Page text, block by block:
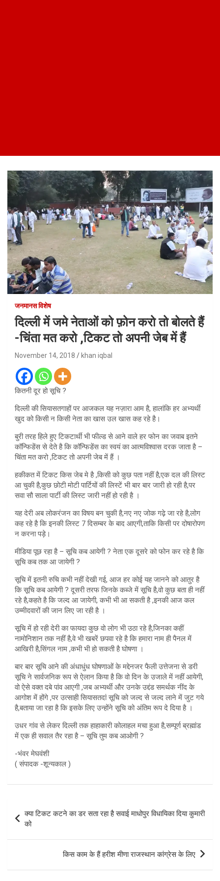
जनमानस विशेष
दिल्ली में जमे नेताओं को फ़ोन करो तो बोलते हैं
-चिंता मत करो ,टिकट तो अपनी जेब में हैं
November 14, 2018 khan iqbal
कितनी दूर हो सूचि ?
दिल्ली की सियासतगाहों पर आजकल यह नज़ारा आम है, हालांकि हर अभ्यर्थी
खुद को किसी न किसी नेता का खास उल खास कह रहे है।
बुरी तरह हिले हुए टिकटार्थी भी फील्ड से आने वाले हर फोन का जवाब इतने
कॉन्फिडेंस से देते है कि कॉन्फिडेंस का स्वयं का आत्मविश्वास दरक जाता है –
चिंता मत करो ,टिकट तो अपनी जेब में हैं ।
हकीकत में टिकट किस जेब मे है ,किसी को कुछ पता नहीं है,एक दल की लिस्ट
आ चुकी है,कुछ छोटी मोटी पार्टियों की लिस्टें भी बार बार जारी हो रही है,पर
सवा सौ साला पार्टी की लिस्ट जारी नहीं हो रही है ।
यह देरी अब लोकरंजन का विषय बन चुकी है,नए नए जोक गढ़े जा रहे है,लोग
कह रहे है कि इनकी लिस्ट 7 दिसम्बर के बाद आएगी,ताकि किसी पर दोषारोपण
न करना पड़े।
मीडिया पूछ रहा है – सूचि कब आयेगी ? नेता एक दूसरे को फोन कर रहे है कि
सूचि कब तक आ जायेगी ?
सूचि में इतनी रुचि कभी नहीं देखी गई, आज हर कोई यह जानने को आतुर है
कि सूचि कब आयेगी ? दूसरी तरफ जिनके कब्जे में सूचि है,वो कुछ बता ही नहीं
रहे है,कहते है कि जल्द आ जायेगी, कभी भी आ सकती है ,इनकी आज कल
उम्मीदवारों की जान लिए जा रही है ।
सूचि में हो रही देरी का फायदा कुछ वो लोग भी उठा रहे है,जिनका कहीं
नामोनिशान तक नहीं है,वे भी खबरें छपवा रहे है कि हमारा नाम ही पैनल में
आखिरी है,सिंगल नाम ,कभी भी हो सकती है घोषणा ।
बार बार सूचि आने की अंधाधुंध घोषणाओं के मद्देनजर फैली उत्तेजना से डरी
सूचि ने सार्वजनिक रूप से ऐलान किया है कि वो दिन के उजाले में नहीं आयेगी,
वो ऐसे वक्त दबे पांव आएगी ,जब अभ्यर्थी और उनके उद्दंड समर्थक नींद के
आगोश में होंगे ,पर उत्साही सियासतदां सूचि को जल्द से जल्द लाने में जुट गये
है,बताया जा रहा है कि इसके लिए उन्होंने सूचि को अंतिम रूप दे दिया है ।
उधर गांव से लेकर दिल्ली तक हाहाकारी कोलाहल मचा हुआ है,सम्पूर्ण ब्रह्मांड
में एक ही सवाल तैर रहा है – सूचि तुम कब आओगी ?
-भंवर मेघवंशी
( संपादक -शून्यकाल )
navigation
क्या टिकट कटने का डर सता रहा है सवाई माधोपुर विधायिका दिया कुमारी
को
किस काम के हैं हरीश मीणा राजस्थान कांग्रेस के लिए